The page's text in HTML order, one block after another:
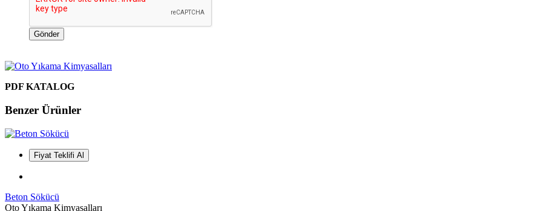
Gönder
PDF KATALOG
Benzer Ürünler
Fiyat Teklifi Al
Beton Sökücü
Oto Yıkama Kimyasalları